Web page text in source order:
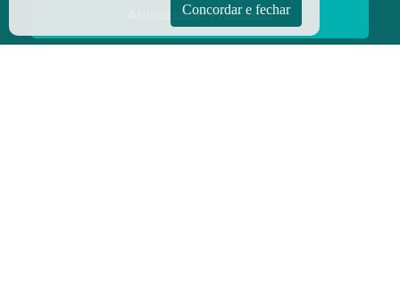
Aniversário Premiado
Concordar e fechar